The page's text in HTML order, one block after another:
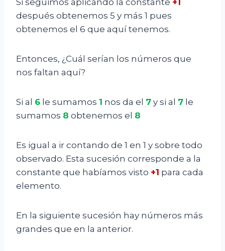
después obtenemos 5 y más 1 pues
obtenemos el 6 que aquí tenemos.
Entonces, ¿Cuál serían los números que
nos faltan aquí?
Si al 6 le sumamos 1 nos da el 7 y si al 7 le
sumamos 8 obtenemos el 8
Es igual a ir contando de 1 en 1 y sobre todo
observado. Esta sucesión corresponde a la
constante que habíamos visto +1 para cada
elemento.
En la siguiente sucesión hay números más
grandes que en la anterior.